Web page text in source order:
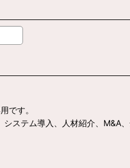
です。
ステム導入、人材紹介、